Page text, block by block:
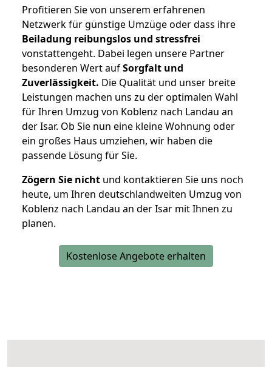
Profitieren Sie von unserem erfahrenen
Netzwerk für günstige Umzüge oder dass ihre
Beiladung reibungslos und stressfrei
vonstattengeht. Dabei legen unsere Partner
besonderen Wert aufSorgfalt und
Zuverlässigkeit. Die Qualität und unser breite
Leistungen machen uns zu der optimalen Wahl
für Ihren Umzug von Koblenz nach Landau an
der Isar. Ob Sie nun eine kleine Wohnung oder
ein großes Haus umziehen, wir haben die
passende Lösung für Sie.
Zögern Sie nicht und kontaktieren Sie uns noch
heute, um Ihren deutschlandweiten Umzug von
Koblenz nach Landau an der Isar mit Ihnen zu
planen.
Kostenlose Angebote erhalten